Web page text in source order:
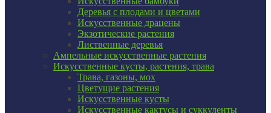
Деревья с плодами и цветами
Искусственные драцены
Экзотические растения
Лиственные деревья
Ампельные искусственные растения
Искусственные кусты, растения, трава
Трава, газоны, мох
Цветущие растения
Искусственные кусты
Искусственные кактусы и суккуленты